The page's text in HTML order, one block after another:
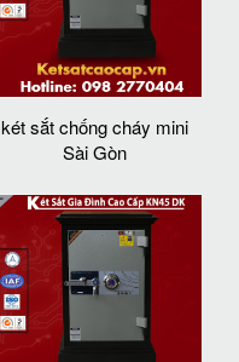
két sắt chống cháy mini
Sài Gòn